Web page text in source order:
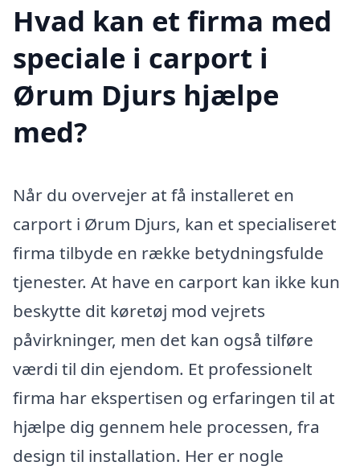
Hvad kan et firma med
speciale i carport i
Ørum Djurs hjælpe
med?
Når du overvejer at få installeret en
carport i Ørum Djurs, kan et specialiseret
firma tilbyde en række betydningsfulde
tjenester. At have en carport kan ikke kun
beskytte dit køretøj mod vejrets
påvirkninger, men det kan også tilføre
værdi til din ejendom. Et professionelt
firma har ekspertisen og erfaringen til at
hjælpe dig gennem hele processen, fra
design til installation. Her er nogle